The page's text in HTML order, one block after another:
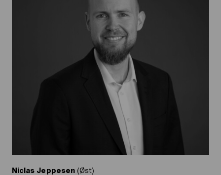
Niclas Jeppesen (Øst)